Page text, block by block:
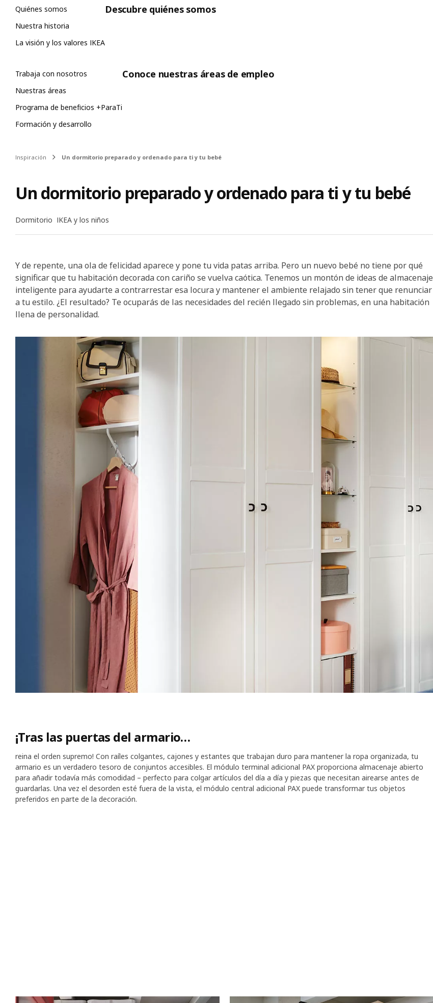
Quiénes somos
Nuestra historia
La visión y los valores IKEA
Descubre quiénes somos
Trabaja con nosotros
Nuestras áreas
Programa de beneficios +ParaTi
Formación y desarrollo
Conoce nuestras áreas de empleo
Inspiración Un dormitorio preparado y ordenado para ti y tu bebé
Un dormitorio preparado y ordenado para ti y tu bebé
Dormitorio IKEA y los niños
Y de repente, una ola de felicidad aparece y pone tu vida patas arriba. Pero un nuevo bebé no tiene por qué
significar que tu habitación decorada con cariño se vuelva caótica. Tenemos un montón de ideas de almacenaje
inteligente para ayudarte a contrarrestar esa locura y mantener el ambiente relajado sin tener que renunciar
a tu estilo. ¿El resultado? Te ocuparás de las necesidades del recién llegado sin problemas, en una habitación
llena de personalidad.
¡Tras las puertas del armario…
reina el orden supremo! Con raíles colgantes, cajones y estantes que trabajan duro para mantener la ropa organizada, tu
armario es un verdadero tesoro de conjuntos accesibles. El módulo terminal adicional PAX proporciona almacenaje abierto
para añadir todavía más comodidad – perfecto para colgar artículos del día a día y piezas que necesitan airearse antes de
guardarlas. Una vez el desorden esté fuera de la vista, el módulo central adicional PAX puede transformar tus objetos
preferidos en parte de la decoración.